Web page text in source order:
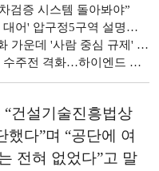
검증 시스템 돌아봐야”
역 설명회 가보니… [단독 현장]
'사람 중심 규제' 한계…해법은?
격화…하이엔드 설계 맞대결
건설기술진흥법상
다”며 “공단에 여
전혀 없었다”고 말